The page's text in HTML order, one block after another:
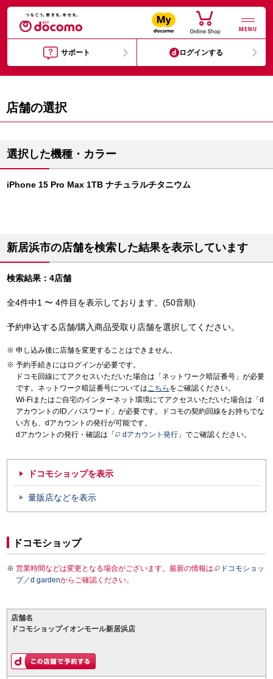
MENU
サポート ログインする
店舗の選択
選択した機種・カラー
iPhone 15 Pro Max 1TB ナチュラルチタニウム
新居浜市の店舗を検索した結果を表示しています
検索結果：4店舗
全4件中1 〜 4件目を表示しております。(50音順)
予約申込する店舗/購入商品受取り店舗を選択してください。
申し込み後に店舗を変更することはできません。
予約手続きにはログインが必要です。
ドコモ回線にてアクセスいただいた場合は「ネットワーク暗証番号」が必要
です。ネットワーク暗証番号についてはこちら をご確認ください。
Wi-Fiまたはご自宅のインターネット環境にてアクセスいただいた場合は「d
アカウントのID／パスワード」が必要です。ドコモの契約回線をお持ちでな
い方も、dアカウントの発行が可能です。
dアカウントの発行・確認は「
dアカウント発行 」でご確認ください。
ドコモショップを表示
量販店などを表示
ドコモショップ
営業時間などは変更となる場合がございます。最新の情報は
ドコモショッ
プ／d gardenからご確認ください。
店舗名
ドコモショップイオンモール新居浜店